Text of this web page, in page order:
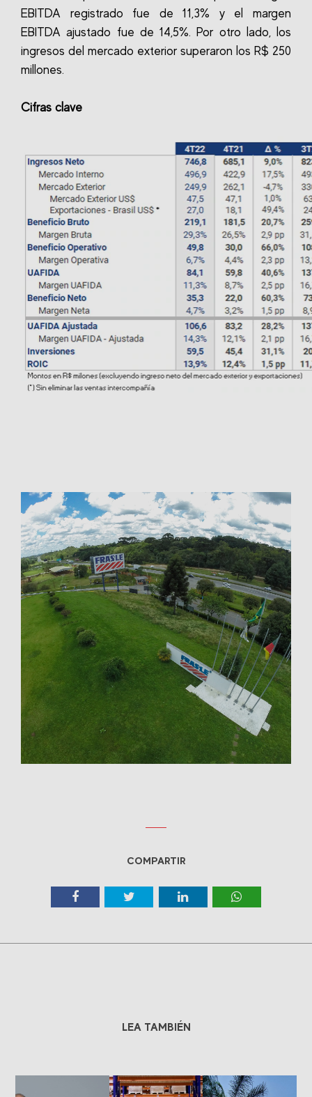
EBITDA registrado fue de 11,3% y el margen
EBITDA ajustado fue de 14,5%. Por otro lado, los
ingresos del mercado exterior superaron los R$ 250
millones.
Cifras clave
COMPARTIR
LEA TAMBIÉN